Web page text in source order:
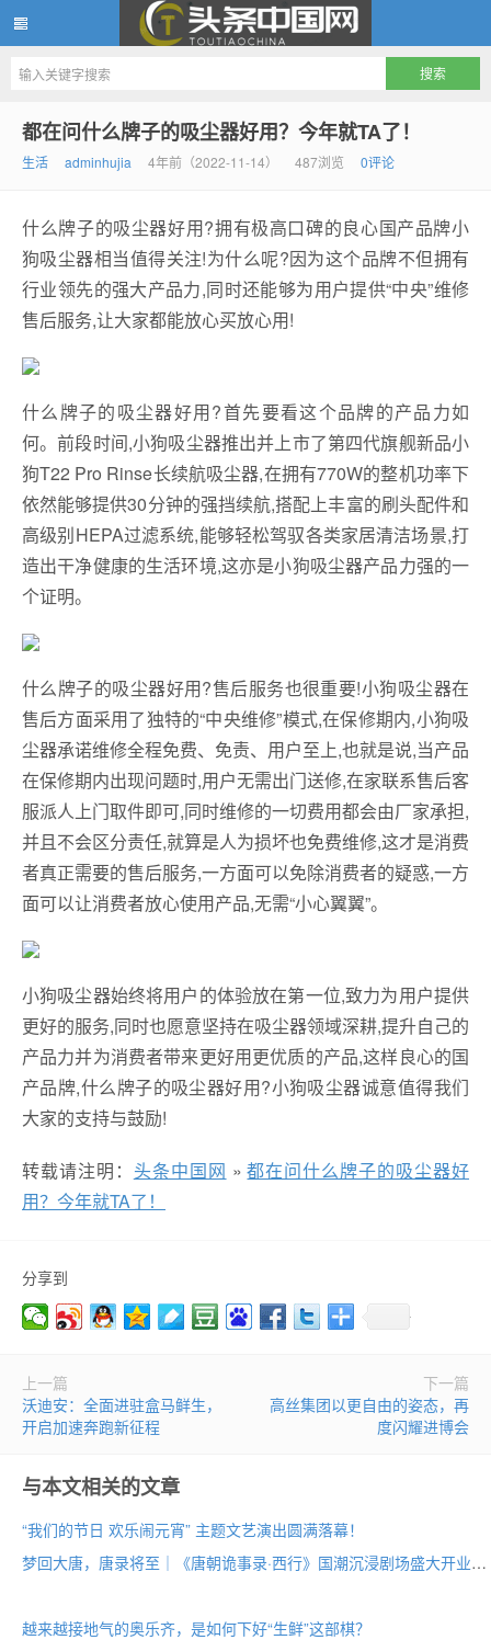
头条中国网
都在问什么牌子的吸尘器好用？今年就TA了！
生活 adminhujia 4年前（2022-11-14） 487浏览 0评论
什么牌子的吸尘器好用?拥有极高口碑的良心国产品牌小
狗吸尘器相当值得关注!为什么呢?因为这个品牌不但拥有
行业领先的强大产品力,同时还能够为用户提供“中央”维修
售后服务,让大家都能放心买放心用!
什么牌子的吸尘器好用?首先要看这个品牌的产品力如
何。前段时间,小狗吸尘器推出并上市了第四代旗舰新品小
狗T22 Pro Rinse长续航吸尘器,在拥有770W的整机功率下
依然能够提供30分钟的强挡续航,搭配上丰富的刷头配件和
高级别HEPA过滤系统,能够轻松驾驭各类家居清洁场景,打
造出干净健康的生活环境,这亦是小狗吸尘器产品力强的一
个证明。
什么牌子的吸尘器好用?售后服务也很重要!小狗吸尘器在
售后方面采用了独特的“中央维修”模式,在保修期内,小狗吸
尘器承诺维修全程免费、免责、用户至上,也就是说,当产品
在保修期内出现问题时,用户无需出门送修,在家联系售后客
服派人上门取件即可,同时维修的一切费用都会由厂家承担,
并且不会区分责任,就算是人为损坏也免费维修,这才是消费
者真正需要的售后服务,一方面可以免除消费者的疑惑,一方
面可以让消费者放心使用产品,无需“小心翼翼”。
小狗吸尘器始终将用户的体验放在第一位,致力为用户提供
更好的服务,同时也愿意坚持在吸尘器领域深耕,提升自己的
产品力并为消费者带来更好用更优质的产品,这样良心的国
产品牌,什么牌子的吸尘器好用?小狗吸尘器诚意值得我们
大家的支持与鼓励!
转载请注明： 头条中国网 »都在问什么牌子的吸尘器好
用？今年就TA了！
分享到
上一篇
沃迪安：全面进驻盒马鲜生，
开启加速奔跑新征程
下一篇
高丝集团以更自由的姿态，再
度闪耀进博会
与本文相关的文章
“我们的节日 欢乐闹元宵” 主题文艺演出圆满落幕！
梦回大唐，唐录将至｜《唐朝诡事录·西行》国潮沉浸剧场盛大开业
越来越接地气的奥乐齐，是如何下好“生鲜”这部棋？